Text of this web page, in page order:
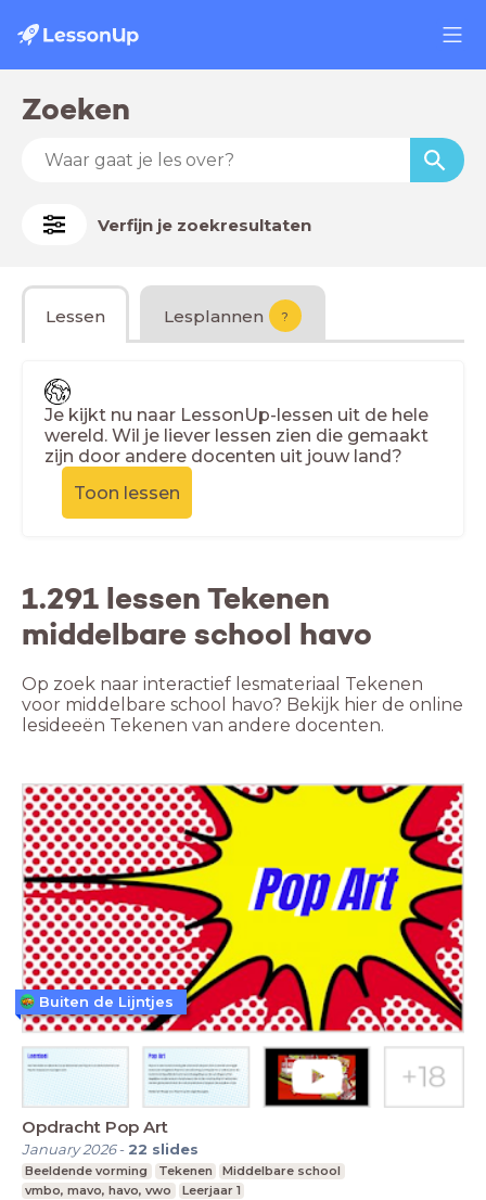
Zoeken
Verfijn je zoekresultaten
Lessen Lesplannen ?
Je kijkt nu naar LessonUp-lessen uit de hele
wereld. Wil je liever lessen zien die gemaakt
zijn door andere docenten uit jouw land?
Toon lessen
1.291 lessen Tekenen
middelbare school havo
Op zoek naar interactief lesmateriaal Tekenen
voor middelbare school havo? Bekijk hier de online
lesideeën Tekenen van andere docenten.
Opdracht Pop Art
January 2026- 22 slides
Beeldende vorming Tekenen
Middelbare school
vmbo, mavo, havo, vwo
Leerjaar 1
Buiten de Lijntjes